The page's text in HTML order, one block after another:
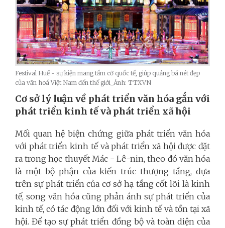
Festival Huế - sự kiện mang tầm cỡ quốc tế, giúp quảng bá nét đẹp
của văn hoá Việt Nam đến thế giới_Ảnh: TTXVN
Cơ sở lý luận về phát triển văn hóa gắn với
phát triển kinh tếvà phát triển xã hội
Mối quan hệ biện chứng giữa phát triển văn hóa
với phát triển kinh tế và phát triển xã hội được đặt
ra trong học thuyết Mác - Lê-nin, theo đó văn hóa
là một bộ phận của kiến trúc thượng tầng, dựa
trên sự phát triển của cơ sở hạ tầng cốt lõi là kinh
tế, song văn hóa cũng phản ánh sự phát triển của
kinh tế, có tác động lớn đối với kinh tế và tồn tại xã
hội. Để tạo sự phát triển đồng bộ và toàn diện của